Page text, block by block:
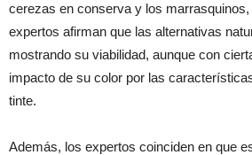
cerezas en conserva y los
expertos afirman que las alternativas
mostrando su viabilidad, aunque con
impacto de su color por las
tinte.
Además, los expertos coinciden en que